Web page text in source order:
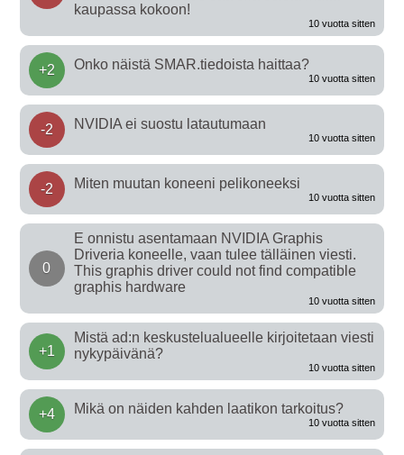
kaupassa kokoon!
10 vuotta sitten
+2 Onko näistä SMAR.tiedoista haittaa?
10 vuotta sitten
-2 NVIDIA ei suostu latautumaan
10 vuotta sitten
-2 Miten muutan koneeni pelikoneeksi
10 vuotta sitten
0
E onnistu asentamaan NVIDIA Graphis
Driveria koneelle, vaan tulee tälläinen viesti.
This graphis driver could not find compatible
graphis hardware
10 vuotta sitten
+1
Mistä ad:n keskustelualueelle kirjoitetaan viesti
nykypäivänä?
10 vuotta sitten
+4 Mikä on näiden kahden laatikon tarkoitus?
10 vuotta sitten